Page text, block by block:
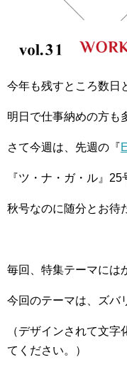
今年も残すところ数日
明日で仕事納めの方も
さて今週は、先週の『
『ツ・ナ・ガ・ル』
秋号なのに随分とお待
毎回、特集テーマには
今回のテーマは、ズバ
（デザインされて文
てください。）